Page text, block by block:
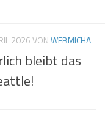
2026VONWEBMICHA
bleibt das